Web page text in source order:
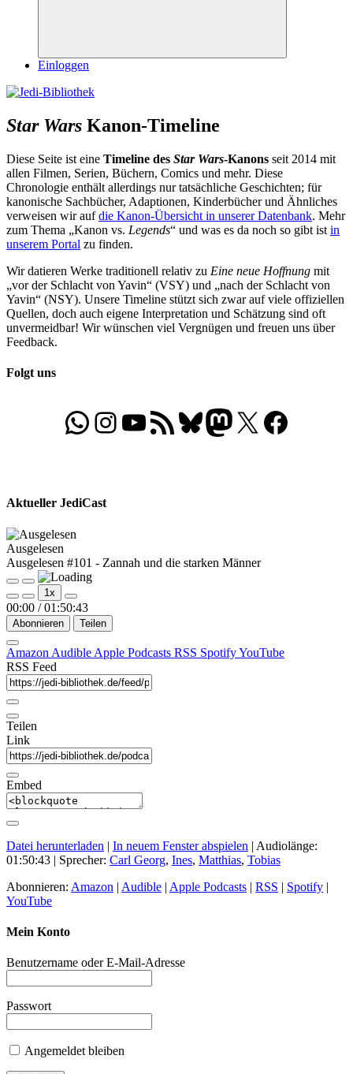
Suchen
Einloggen
Star Wars Kanon-Timeline
Diese Seite ist eine Timeline des Star Wars-Kanons seit 2014 mit
allen Filmen, Serien, Büchern, Comics und mehr. Diese
Chronologie enthält allerdings nur tatsächliche Geschichten; für
kanonische Sachbücher, Adaptionen, Kinderbücher und Ähnliches
verweisen wir aufdie Kanon-Übersicht in unserer Datenbank. Mehr
zum Thema „Kanon vs. Legends“ und was es da noch so gibt ist in
unserem Portal zu finden.
Wir datieren Werke traditionell relativ zu Eine neue Hoffnung mit
„vor der Schlacht von Yavin“ (VSY) und „nach der Schlacht von
Yavin“ (NSY). Unsere Timeline stützt sich zwar auf viele offiziellen
Quellen, doch auch eigene Interpretation und Schätzung sind oft
unvermeidbar! Wir wünschen viel Vergnügen und freuen uns über
Feedback.
Folgt uns
WhatsApp
Folgt uns auf Instagram
Besucht unseren YouTube-Kanal
RSS-FeedBluesky
Folgt uns auf Mastodon
X Folgt uns auf
Aktueller JediCast
Ausgelesen
Ausgelesen #101 - Zannah und die starken Männer
Play
Episode
Pause
Episode
1x
00:00 / 01:50:43
Abonnieren Teilen
Amazon Audible Apple Podcasts RSS SpotifyYouTube
RSS Feed
Teilen
Link
Embed
Datei herunterladen | In neuem Fenster abspielen | Audiolänge:
01:50:43 | Sprecher: Carl Georg, Ines, Matthias, Tobias
Abonnieren: Amazon | Audible | Apple Podcasts | RSS | Spotify |
YouTube
Mein Konto
Benutzername oder E-Mail-Adresse
Passwort
Angemeldet bleiben